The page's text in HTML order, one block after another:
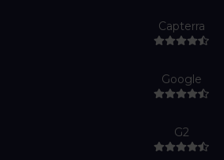
Capterra
Google
G2